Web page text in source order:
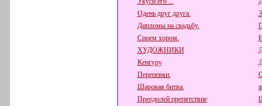
Одень друг друга.
Дипломы на свадьбу.
Споем хором.
ХУДОЖНИКИ
Кенгуру
Перепевки.
Шаровая битва.
Преодолей препятствие